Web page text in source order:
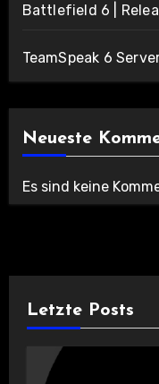
Battlefield 6 |
TeamSpeak 6
Neueste
Es sind keine
Letzte Posts